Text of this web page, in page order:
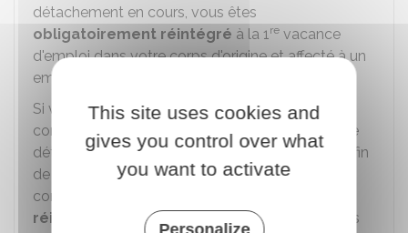
détachement en cours, vous êtes
obligatoirement réintégré à la 1re vacance
d'emploi dans votre corps d'origine et affecté à un
emploi correspondant à votre grade.
Si votre administration d'accueil ne fait pas
connaitre sa décision de renouveler ou non votre
détachement au moins 2 mois avant la date de fin
de la période de détachement en cours, elle
continue de vous
réintégration à la 1
re vacance d'emploi
dans
This site uses cookies and
gives you control over what
you want to activate
Personalize